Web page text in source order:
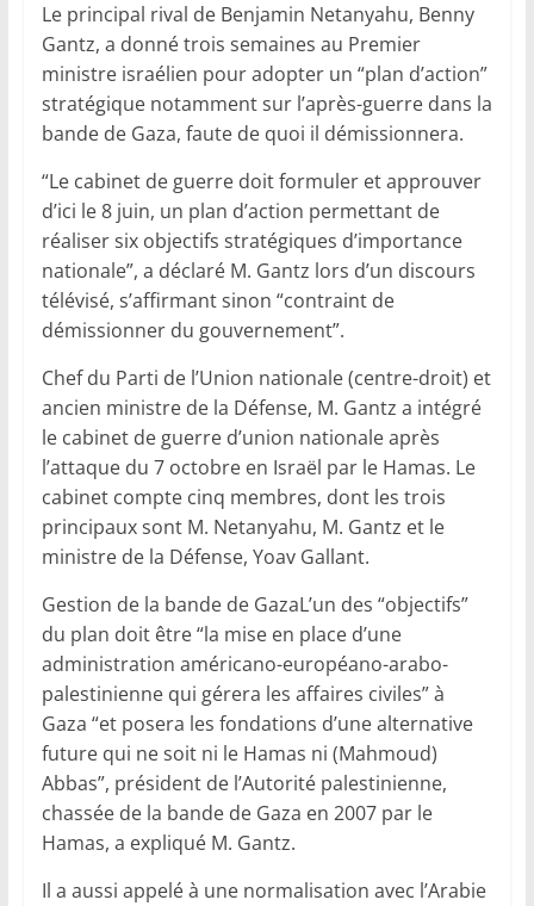
Le principal rival de Benjamin Netanyahu, Benny
Gantz, a donné trois semaines au Premier
ministre israélien pour adopter un “plan d’action”
stratégique notamment sur l’après-guerre dans la
bande de Gaza, faute de quoi il démissionnera.
“Le cabinet de guerre doit formuler et approuver
d’ici le 8 juin, un plan d’action permettant de
réaliser six objectifs stratégiques d’importance
nationale”, a déclaré M. Gantz lors d’un discours
télévisé, s’affirmant sinon “contraint de
démissionner du gouvernement”.
Chef du Parti de l’Union nationale (centre-droit) et
ancien ministre de la Défense, M. Gantz a intégré
le cabinet de guerre d’union nationale après
l’attaque du 7 octobre en Israël par le Hamas. Le
cabinet compte cinq membres, dont les trois
principaux sont M. Netanyahu, M. Gantz et le
ministre de la Défense, Yoav Gallant.
Gestion de la bande de GazaL’un des “objectifs”
du plan doit être “la mise en place d’une
administration américano-européano-arabo-
palestinienne qui gérera les affaires civiles” à
Gaza “et posera les fondations d’une alternative
future qui ne soit ni le Hamas ni (Mahmoud)
Abbas”, président de l’Autorité palestinienne,
chassée de la bande de Gaza en 2007 par le
Hamas, a expliqué M. Gantz.
Il a aussi appelé à une normalisation avec l’Arabie